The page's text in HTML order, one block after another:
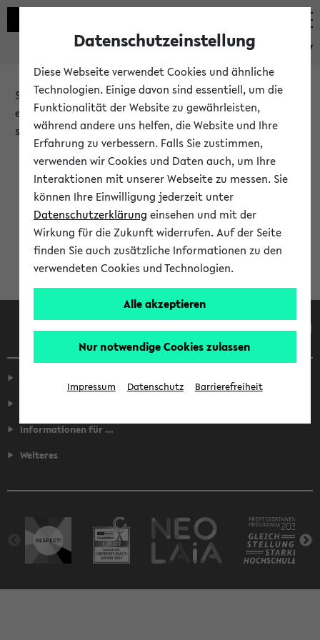
eKVV
Sie möchten auf eine eKVV Funktion zugreifen, die Ihnen
erst nach einer Anmeldung am System zur Verfügung
steht.
Bitte melden Sie sich an:
Anmeldung am eKVV
Informationen für ...
Weiteres
Datenschutzeinstellung
Diese Webseite verwendet Cookies und ähnliche
Technologien. Einige davon sind essentiell, um die
Funktionalität der Website zu gewährleisten,
während andere uns helfen, die Website und Ihre
Erfahrung zu verbessern. Falls Sie zustimmen,
verwenden wir Cookies und Daten auch, um Ihre
Interaktionen mit unserer Webseite zu messen. Sie
können Ihre Einwilligung jederzeit unter
Datenschutzerklärung einsehen und mit der
Wirkung für die Zukunft widerrufen. Auf der Seite
finden Sie auch zusätzliche Informationen zu den
verwendeten Cookies und Technologien.
Alle akzeptieren
Nur notwendige Cookies zulassen
Impressum Datenschutz Barrierefreiheit